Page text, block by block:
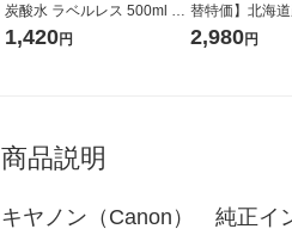
炭酸水 ラベルレス 500ml 1
箱（24本入）
1,420円
替特価】北海
し 無洗米 5kg 1
2,980円
商品説明
キヤノン（Canon）　純正イ